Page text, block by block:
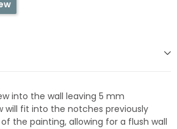
into the wall leaving 5 mm
will fit into the notches previously
the painting, allowing for a flush wall